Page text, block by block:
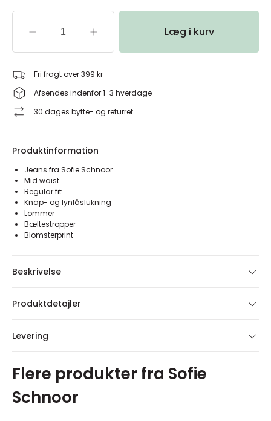
Læg i kurv
Fri fragt over 399 kr
Afsendes indenfor 1-3 hverdage
30 dages bytte- og returret
Produktinformation
Jeans fra Sofie Schnoor
Mid waist
Regular fit
Knap- og lynlåslukning
Lommer
Bæltestropper
Blomsterprint
Beskrivelse
Produktdetajler
Levering
Flere produkter fra Sofie
Schnoor